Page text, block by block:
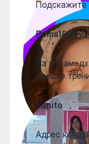
Подскажите
Puma18kz29
На
вместе
Sanito29
Адрес